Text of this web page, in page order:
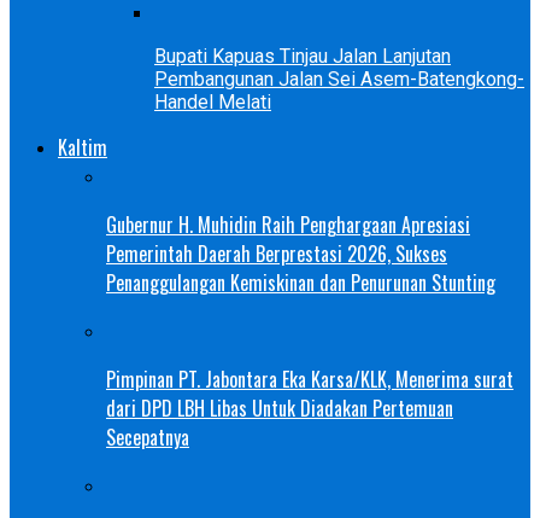
Bupati Kapuas Tinjau Jalan Lanjutan
Pembangunan Jalan Sei Asem-Batengkong-
Handel Melati
Kaltim
Gubernur H. Muhidin Raih Penghargaan Apresiasi
Pemerintah Daerah Berprestasi 2026, Sukses
Penanggulangan Kemiskinan dan Penurunan Stunting
Pimpinan PT. Jabontara Eka Karsa/KLK, Menerima surat
dari DPD LBH Libas Untuk Diadakan Pertemuan
Secepatnya